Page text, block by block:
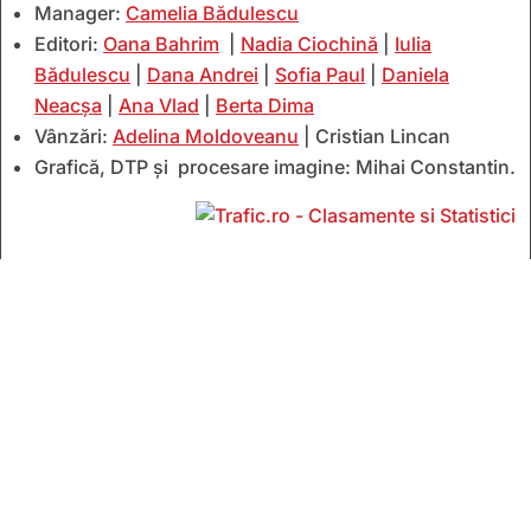
Manager: Camelia Bădulescu
Editori: Oana Bahrim Nadia Ciochină
Iulia
Bădulescu
Dana Andrei Sofia Paul
Daniela
Neacșa
Ana Vlad
Berta Dima
Vânzări: Adelina Moldoveanu | Cristian Lincan
Grafică, DTP și procesare imagine: Mihai Constantin.